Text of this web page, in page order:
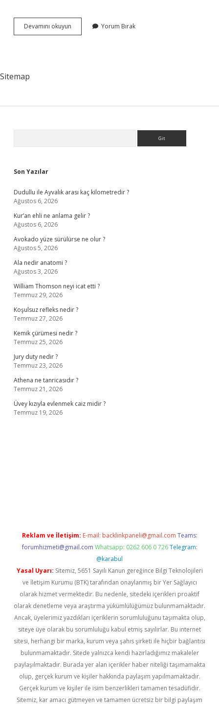
Devamını okuyun
Havalimanından
Yorum Bırak
Sitemap
Son Yazılar
Dudullu ile Ayvalık arası kaç kilometredir ?
Ağustos 6, 2026
Kur’an ehli ne anlama gelir ?
Ağustos 6, 2026
Avokado yüze sürülürse ne olur ?
Ağustos 5, 2026
Ala nedir anatomi ?
Ağustos 3, 2026
William Thomson neyi icat etti ?
Temmuz 29, 2026
Koşulsuz refleks nedir ?
Temmuz 27, 2026
Kemik çürümesi nedir ?
Temmuz 25, 2026
Jury duty nedir ?
Temmuz 23, 2026
Athena ne tanricasıdır ?
Temmuz 21, 2026
Üvey kızıyla evlenmek caiz midir ?
Temmuz 19, 2026
Reklam ve İletişim: E-mail: backlinkpaneli@gmail.com Teams:
forumhizmeti@gmail.com Whatsapp: 0262 606 0 726 Telegram:
@karabul
Yasal Uyarı: Sitemiz, 5651 Sayılı Kanun gereğince Bilgi Teknolojileri
ve İletişim Kurumu (BTK) tarafından onaylanmış bir Yer Sağlayıcı
olarak hizmet vermektedir. Bu nedenle, sitedeki içerikleri proaktif
olarak denetleme veya araştırma yükümlülüğümüz bulunmamaktadır.
Ancak, üyelerimiz yazdıkları içeriklerin sorumluluğunu taşımakta olup,
siteye üye olarak bu sorumluluğu kabul etmiş sayılırlar. Bu internet
sitesi, herhangi bir marka, kurum veya şahıs şirketi ile hiçbir bağlantısı
bulunmamaktadır. Sitede yalnızca kendi hazırladığımız makaleler
paylaşılmaktadır. Burada yer alan içerikler haber niteliği taşımamakta
olup, gerçek kurum ve kişiler hakkında paylaşım yapılmamaktadır.
Gerçek kurum ve kişiler ile isim benzerlikleri tamamen tesadüfidir.
Sitemiz, kar amacı gütmeyen ve tamamen ücretsiz bir bilgi paylaşım